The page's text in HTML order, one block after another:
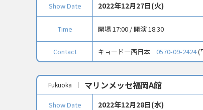
Show Date 2022年12月27日(火)
Time 開場 17:00 / 開演 18:30
Contact キョードー西日本 0570-09-2424(
Fukuoka マリンメッセ福岡A館
Show Date 2022年12月28日(水)